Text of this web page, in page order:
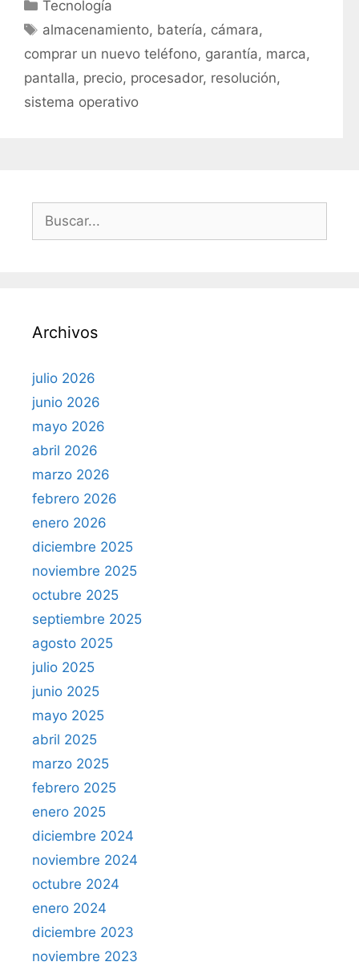
a
e
g
o
Tecnología
E
t
q
u
almacenamiento, batería, cámara,
comprar un nuevo teléfono, garantía, marca,
pantalla, precio, procesador, resolución,
sistema operativo
:
Archivos
julio 2026
junio 2026
mayo 2026
abril 2026
marzo 2026
febrero 2026
enero 2026
diciembre 2025
noviembre 2025
octubre 2025
septiembre 2025
agosto 2025
julio 2025
junio 2025
mayo 2025
abril 2025
marzo 2025
febrero 2025
enero 2025
diciembre 2024
noviembre 2024
octubre 2024
enero 2024
diciembre 2023
noviembre 2023